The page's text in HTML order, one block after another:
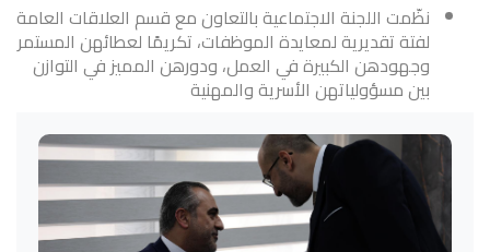
نظّمت اللجنة الاجتماعية بالتعاون مع قسم العلاقات العامة
لفتة تقديرية لمعايدة الموظفات، تكريمًا لعطائهن المستمر
وجهودهن الكبيرة في العمل، ودورهن المميز في التوازن
بين مسؤولياتهن الأسرية والمهنية